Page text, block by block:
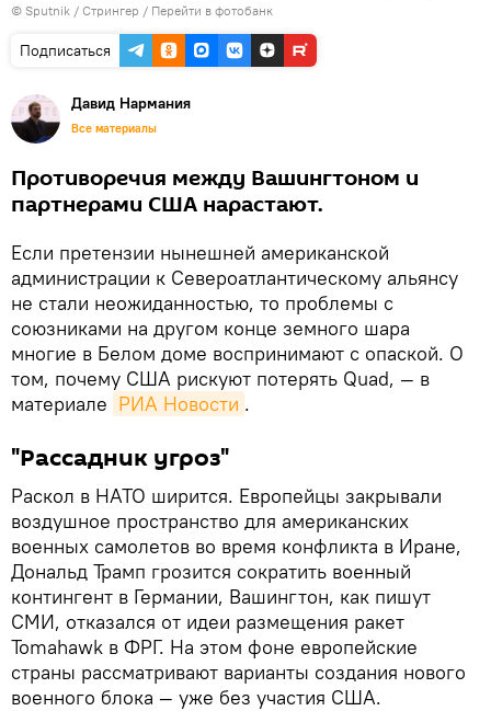
© Sputnik / Стрингер / Перейти в фотобанк
Подписаться
Давид Нармания
Все материалы
Противоречия между Вашингтоном и
партнерами США нарастают.
Если претензии нынешней американской
администрации к Североатлантическому альянсу
не стали неожиданностью, то проблемы с
союзниками на другом конце земного шара
многие в Белом доме воспринимают с опаской. О
том, почему США рискуют потерять Quad, — в
материале РИА Новости .
"Рассадник угроз"
Раскол в НАТО ширится. Европейцы закрывали
воздушное пространство для американских
военных самолетов во время конфликта в Иране,
Дональд Трамп грозится сократить военный
контингент в Германии, Вашингтон, как пишут
СМИ, отказался от идеи размещения ракет
Tomahawk в ФРГ. На этом фоне европейские
страны рассматривают варианты создания нового
военного блока — уже без участия США.